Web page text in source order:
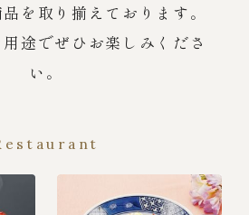
を取り揃えております。
途でぜひお楽しみくださ
い。